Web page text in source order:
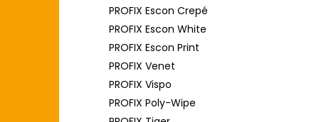
PROFIX Escon Crepé
PROFIX Escon White
PROFIX Escon Print
PROFIX Venet
PROFIX Vispo
PROFIX Poly-Wipe
SCOTT SLIMROLL PAPÍROVÉ RUČNÍKY
2 595 Kč
Původně: 2 626 Kč